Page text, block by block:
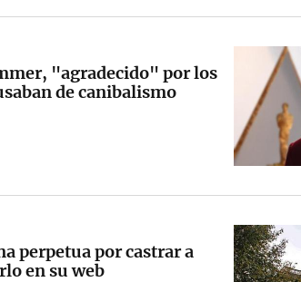
"agradecido" por los
de canibalismo
perpetua por castrar a
en su web